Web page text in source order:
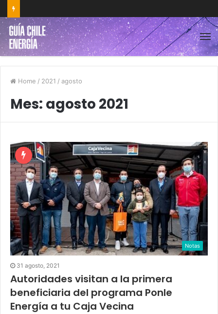
Home / 2021 / agosto
Mes: agosto 2021
Notas
31 agosto, 2021
Autoridades visitan a la primera
beneficiaria del programa Ponle
Energía a tu Caja Vecina